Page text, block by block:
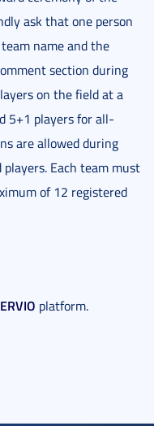
ask that one person
name and the
section during
on the field at a
5+1 players for all-
are allowed during
Each team must
of 12 registered
platform.